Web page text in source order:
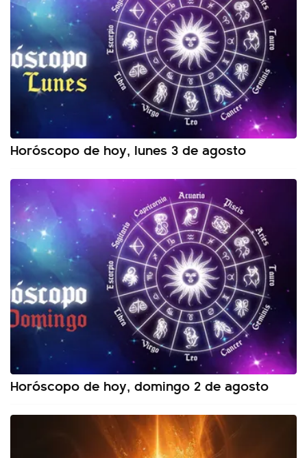
Horóscopo de hoy, lunes 3 de agosto
Horóscopo de hoy, domingo 2 de agosto